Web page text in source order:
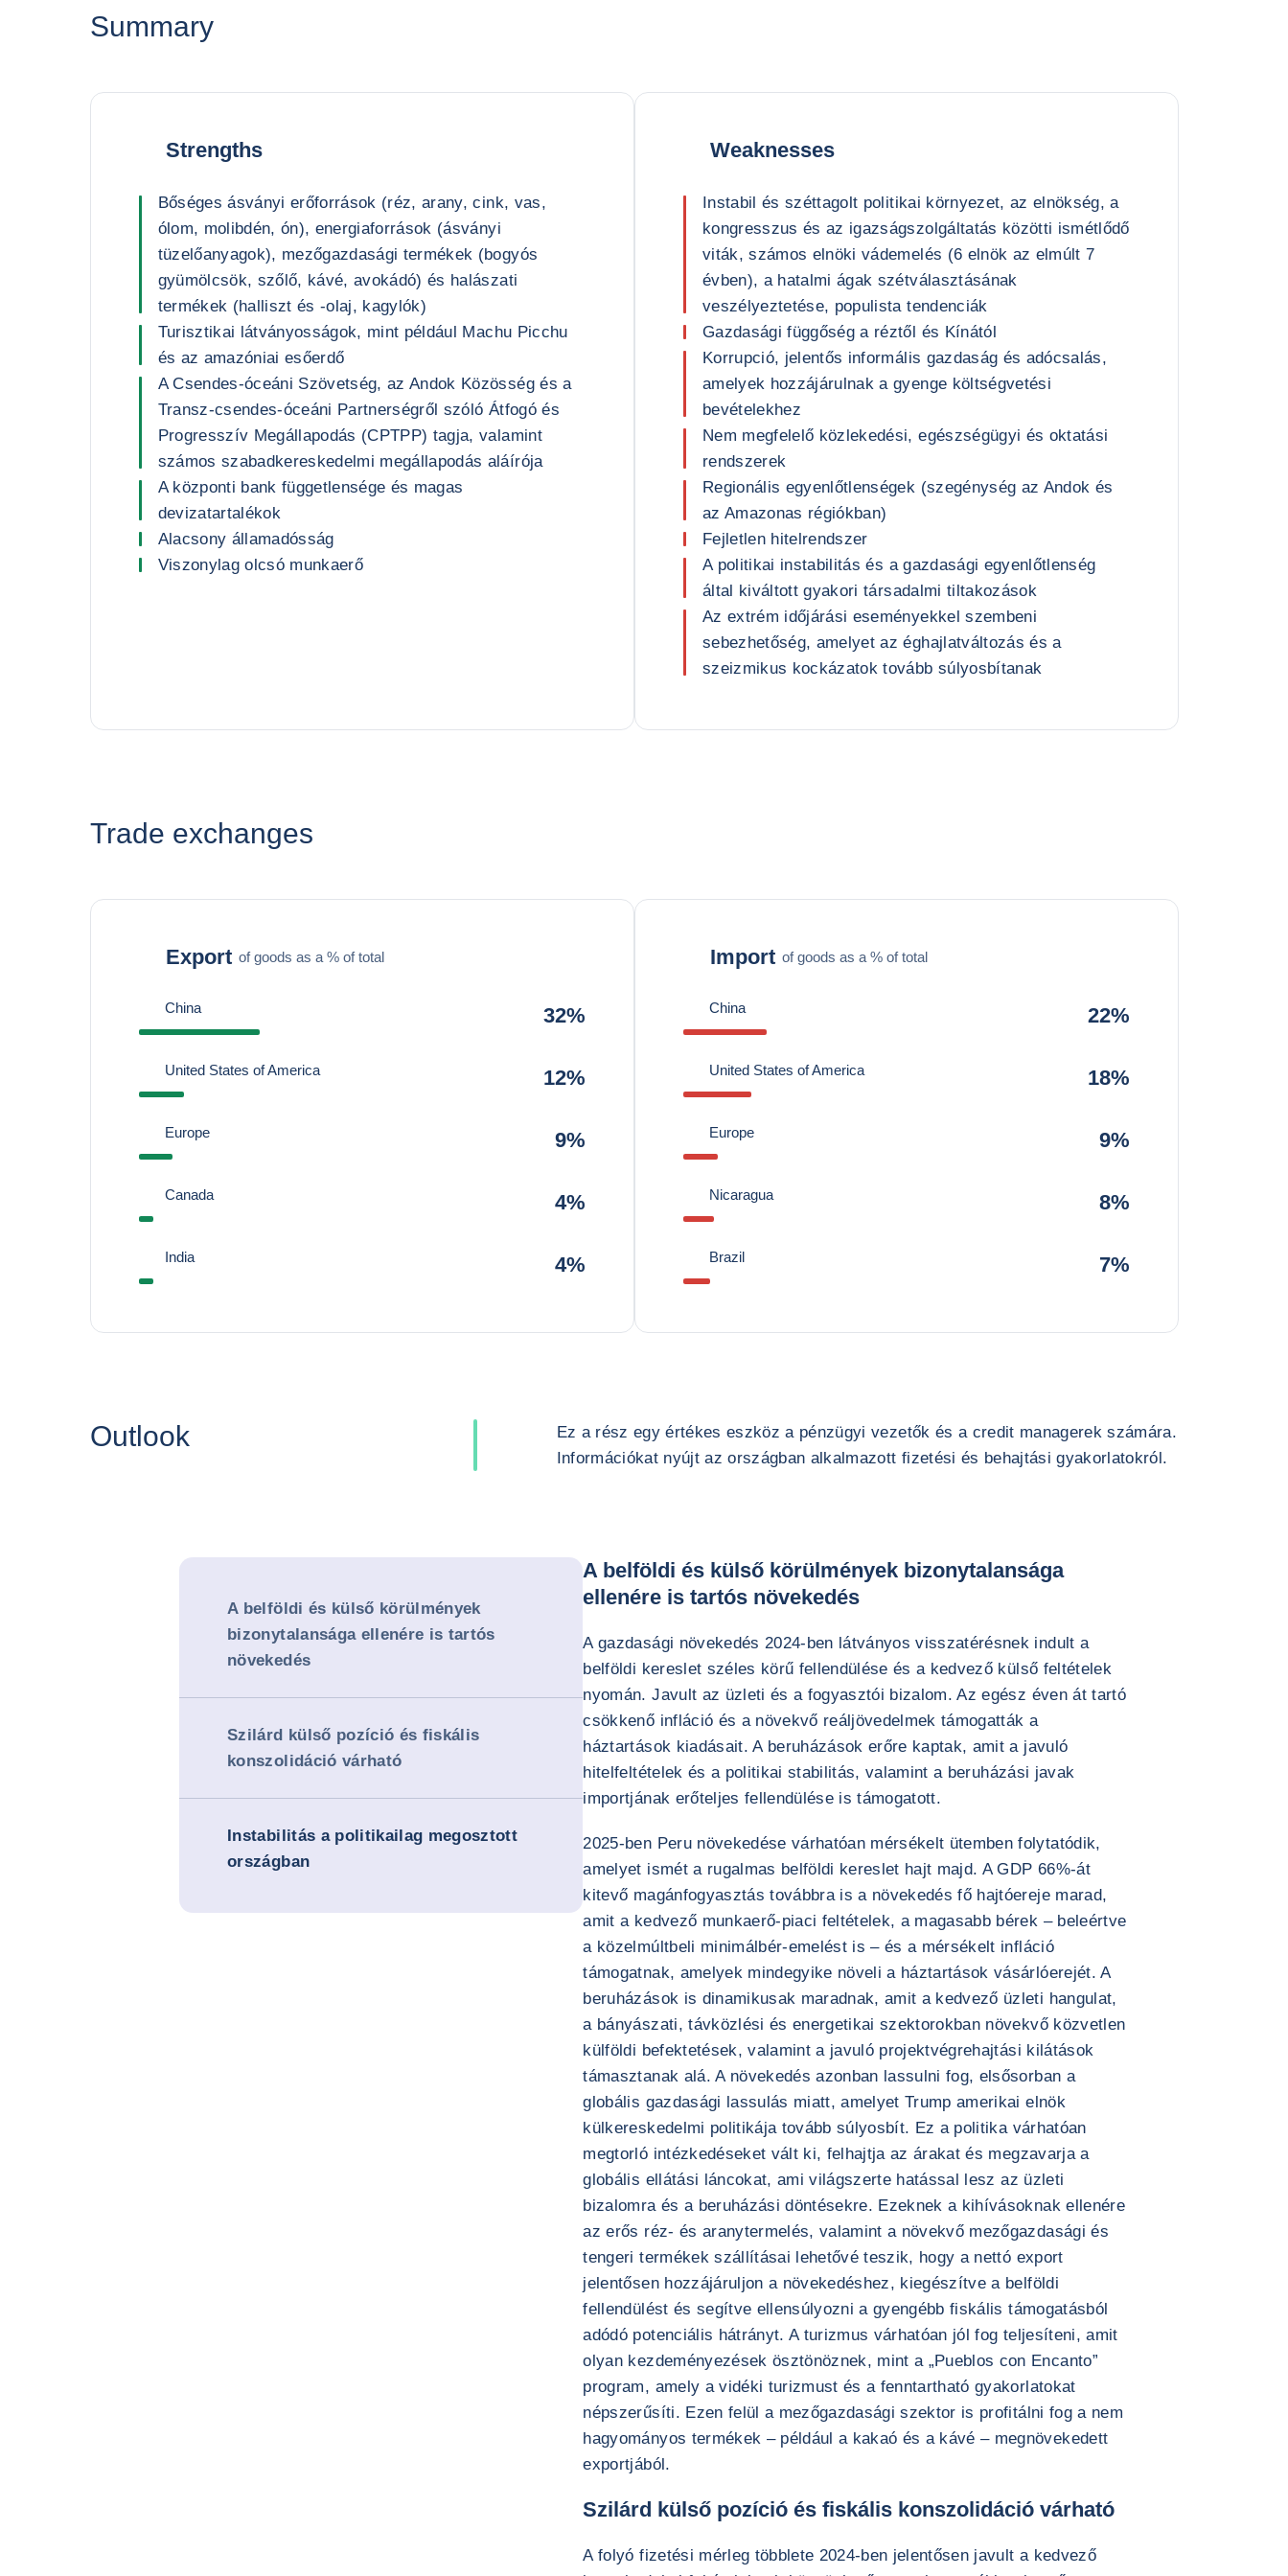
Summary
Strengths
Bőséges ásványi erőforrások (réz, arany, cink, vas,
ólom, molibdén, ón), energiaforrások (ásványi
tüzelőanyagok), mezőgazdasági termékek (bogyós
gyümölcsök, szőlő, kávé, avokádó) és halászati
termékek (halliszt és -olaj, kagylók)
Turisztikai látványosságok, mint például Machu Picchu
és az amazóniai esőerdő
A Csendes-óceáni Szövetség, az Andok Közösség és a
Transz-csendes-óceáni Partnerségről szóló Átfogó és
Progresszív Megállapodás (CPTPP) tagja, valamint
számos szabadkereskedelmi megállapodás aláírója
A központi bank függetlensége és magas
devizatartalékok
Alacsony államadósság
Viszonylag olcsó munkaerő
Weaknesses
Instabil és széttagolt politikai környezet, az elnökség, a
kongresszus és az igazságszolgáltatás közötti ismétlődő
viták, számos elnöki vádemelés (6 elnök az elmúlt 7
évben), a hatalmi ágak szétválasztásának
veszélyeztetése, populista tendenciák
Gazdasági függőség a réztől és Kínától
Korrupció, jelentős informális gazdaság és adócsalás,
amelyek hozzájárulnak a gyenge költségvetési
bevételekhez
Nem megfelelő közlekedési, egészségügyi és oktatási
rendszerek
Regionális egyenlőtlenségek (szegénység az Andok és
az Amazonas régiókban)
Fejletlen hitelrendszer
A politikai instabilitás és a gazdasági egyenlőtlenség
által kiváltott gyakori társadalmi tiltakozások
Az extrém időjárási eseményekkel szembeni
sebezhetőség, amelyet az éghajlatváltozás és a
szeizmikus kockázatok tovább súlyosbítanak
Trade exchanges
Export of goods as a % of total
China 32%
United States of America 12%
Europe 9%
Canada 4%
India 4%
Import of goods as a % of total
China 22%
United States of America 18%
Europe 9%
Nicaragua 8%
Brazil 7%
Outlook
Ez a rész egy értékes eszköz a pénzügyi vezetők és a credit managerek számára.
Információkat nyújt az országban alkalmazott fizetési és behajtási gyakorlatokról.
A belföldi és külső körülmények
bizonytalansága ellenére is tartós
növekedés
Szilárd külső pozíció és fiskális
konszolidáció várható
Instabilitás a politikailag megosztott
országban
A belföldi és külső körülmények bizonytalansága
ellenére is tartós növekedés
A gazdasági növekedés 2024-ben látványos visszatérésnek indult a
belföldi kereslet széles körű fellendülése és a kedvező külső feltételek
nyomán. Javult az üzleti és a fogyasztói bizalom. Az egész éven át tartó
csökkenő infláció és a növekvő reáljövedelmek támogatták a
háztartások kiadásait. A beruházások erőre kaptak, amit a javuló
hitelfeltételek és a politikai stabilitás, valamint a beruházási javak
importjának erőteljes fellendülése is támogatott.
2025-ben Peru növekedése várhatóan mérsékelt ütemben folytatódik,
amelyet ismét a rugalmas belföldi kereslet hajt majd. A GDP 66%-át
kitevő magánfogyasztás továbbra is a növekedés fő hajtóereje marad,
amit a kedvező munkaerő-piaci feltételek, a magasabb bérek – beleértve
a közelmúltbeli minimálbér-emelést is – és a mérsékelt infláció
támogatnak, amelyek mindegyike növeli a háztartások vásárlóerejét. A
beruházások is dinamikusak maradnak, amit a kedvező üzleti hangulat,
a bányászati, távközlési és energetikai szektorokban növekvő közvetlen
külföldi befektetések, valamint a javuló projektvégrehajtási kilátások
támasztanak alá. A növekedés azonban lassulni fog, elsősorban a
globális gazdasági lassulás miatt, amelyet Trump amerikai elnök
külkereskedelmi politikája tovább súlyosbít. Ez a politika várhatóan
megtorló intézkedéseket vált ki, felhajtja az árakat és megzavarja a
globális ellátási láncokat, ami világszerte hatással lesz az üzleti
bizalomra és a beruházási döntésekre. Ezeknek a kihívásoknak ellenére
az erős réz- és aranytermelés, valamint a növekvő mezőgazdasági és
tengeri termékek szállításai lehetővé teszik, hogy a nettó export
jelentősen hozzájáruljon a növekedéshez, kiegészítve a belföldi
fellendülést és segítve ellensúlyozni a gyengébb fiskális támogatásból
adódó potenciális hátrányt. A turizmus várhatóan jól fog teljesíteni, amit
olyan kezdeményezések ösztönöznek, mint a „Pueblos con Encanto”
program, amely a vidéki turizmust és a fenntartható gyakorlatokat
népszerűsíti. Ezen felül a mezőgazdasági szektor is profitálni fog a nem
hagyományos termékek – például a kakaó és a kávé – megnövekedett
exportjából.
Szilárd külső pozíció és fiskális konszolidáció várható
A folyó fizetési mérleg többlete 2024-ben jelentősen javult a kedvező